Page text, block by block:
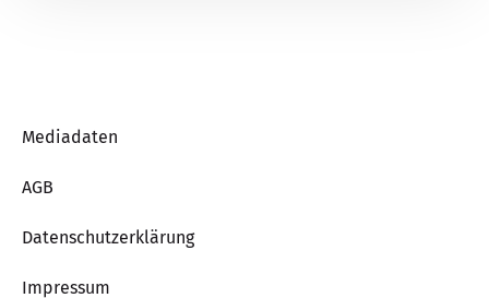
Mediadaten
AGB
Datenschutzerklärung
Impressum